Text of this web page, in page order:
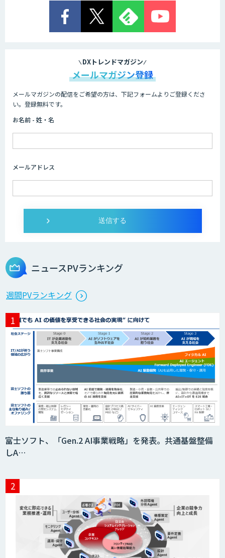
DXトレンドマガジン
メールマガジン登録
メールマガジンの配信をご希望の方は、下記フォームよりご登録くださ
い。登録無料です。
お名前 - 姓・名
メールアドレス
ニュースPVランキング
週間PVランキング
富士ソフト、「Gen.2 AI事業戦略」を発表。共通基盤整備
しA…